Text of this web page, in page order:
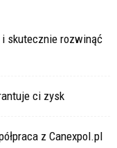
skutecznie rozwinąć
ci zysk
z Canexpol.pl